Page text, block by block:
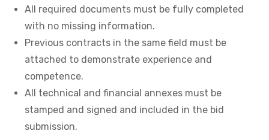
All required documents must be fully completed
with no missing information.
Previous contracts in the same field must be
attached to demonstrate experience and
competence.
All technical and financial annexes must be
stamped and signed and included in the bid
submission.